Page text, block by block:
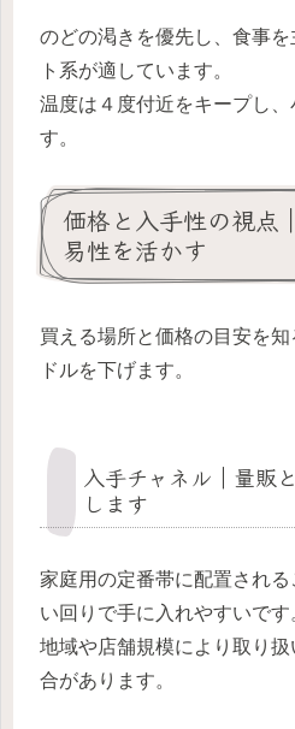
のどの渇きを優先し、食事
ト系が適しています。
温度は４度付近をキープし、
す。
価格と入手性の視点
易性を活かす
買える場所と価格の目安を
ドルを下げます。
入手チャネル｜量販
します
家庭用の定番帯に配置され
い回りで手に入れやすいです
地域や店舗規模により取り
合があります。